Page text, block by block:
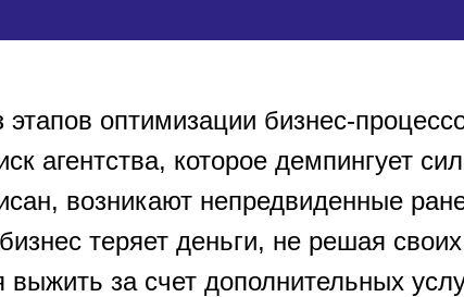
оптимизации бизнес-
агентства, которое демпингует
возникают непредвиденные
теряет деньги, не решая
выжить за счет дополнительных